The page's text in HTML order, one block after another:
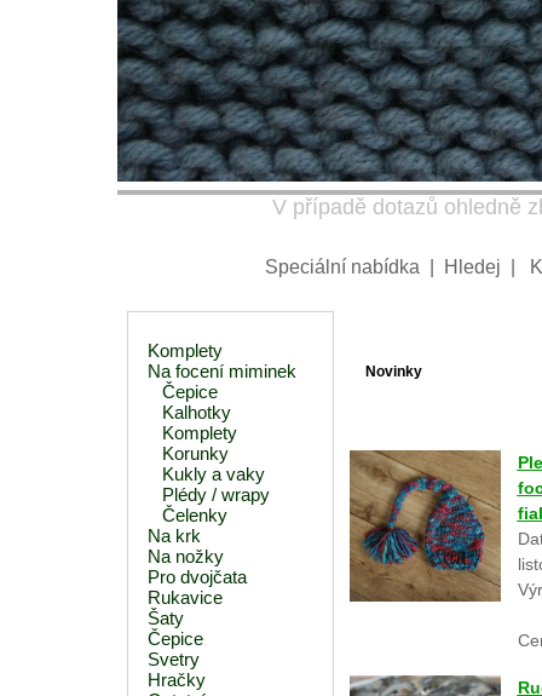
V případě dotazů ohledně
Speciální nabídka Hledej
Komplety
Na focení miminek
Čepice
Kalhotky
Komplety
Korunky
Kukly a vaky
Plédy / wrapy
Čelenky
Na krk
Na nožky
Pro dvojčata
Rukavice
Šaty
Čepice
Svetry
Hračky
Novinky